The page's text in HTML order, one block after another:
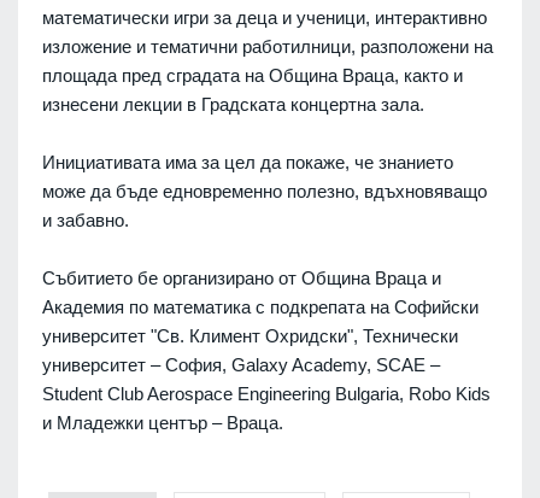
математически игри за деца и ученици, интерактивно
изложение и тематични работилници, разположени на
площада пред сградата на Община Враца, както и
изнесени лекции в Градската концертна зала.
Инициативата има за цел да покаже, че знанието
може да бъде едновременно полезно, вдъхновяващо
и забавно.
Събитието бе организирано от Община Враца и
Академия по математика с подкрепата на Софийски
университет "Св. Климент Охридски", Технически
университет – София, Galaxy Academy, SCAE –
Student Club Aerospace Engineering Bulgaria, Robo Kids
и Младежки център – Враца.